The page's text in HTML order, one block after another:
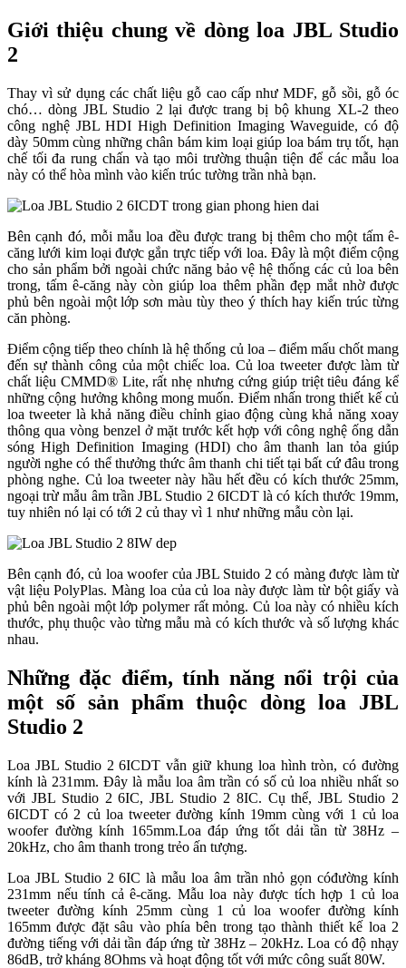
Giới thiệu chung về dòng loa JBL Studio
2
Thay vì sử dụng các chất liệu gỗ cao cấp như MDF, gỗ sồi, gỗ óc
chó… dòng JBL Studio 2 lại được trang bị bộ khung XL-2 theo
công nghệ JBL HDI High Definition Imaging Waveguide, có độ
dày 50mm cùng những chân bám kim loại giúp loa bám trụ tốt, hạn
chế tối đa rung chấn và tạo môi trường thuận tiện để các mẫu loa
này có thể hòa mình vào kiến trúc tường trần nhà bạn.
Bên cạnh đó, mỗi mẫu loa đều được trang bị thêm cho một tấm ê-
căng lưới kim loại được gắn trực tiếp với loa. Đây là một điểm cộng
cho sản phẩm bởi ngoài chức năng bảo vệ hệ thống các củ loa bên
trong, tấm ê-căng này còn giúp loa thêm phần đẹp mắt nhờ được
phủ bên ngoài một lớp sơn màu tùy theo ý thích hay kiến trúc từng
căn phòng.
Điểm cộng tiếp theo chính là hệ thống củ loa – điểm mấu chốt mang
đến sự thành công của một chiếc loa. Củ loa tweeter được làm từ
chất liệu CMMD® Lite, rất nhẹ nhưng cứng giúp triệt tiêu đáng kể
những cộng hưởng không mong muốn. Điểm nhấn trong thiết kế củ
loa tweeter là khả năng điều chỉnh giao động cùng khả năng xoay
thông qua vòng benzel ở mặt trước kết hợp với công nghệ ống dẫn
sóng High Definition Imaging (HDI) cho âm thanh lan tỏa giúp
người nghe có thể thưởng thức âm thanh chi tiết tại bất cứ đâu trong
phòng nghe. Củ loa tweeter này hầu hết đều có kích thước 25mm,
ngoại trừ mẫu âm trần JBL Studio 2 6ICDT là có kích thước 19mm,
tuy nhiên nó lại có tới 2 củ thay vì 1 như những mẫu còn lại.
Bên cạnh đó, củ loa woofer của JBL Stuido 2 có màng được làm từ
vật liệu PolyPlas. Màng loa của củ loa này được làm từ bột giấy và
phủ bên ngoài một lớp polymer rất mỏng. Củ loa này có nhiều kích
thước, phụ thuộc vào từng mẫu mà có kích thước và số lượng khác
nhau.
Những đặc điểm, tính năng nổi trội của
một số sản phẩm thuộc dòng loa JBL
Studio 2
Loa JBL Studio 2 6ICDT vẫn giữ khung loa hình tròn, có đường
kính là 231mm. Đây là mẫu loa âm trần có số củ loa nhiều nhất so
với JBL Studio 2 6IC, JBL Studio 2 8IC. Cụ thể, JBL Studio 2
6ICDT có 2 củ loa tweeter đường kính 19mm cùng với 1 củ loa
woofer đường kính 165mm.Loa đáp ứng tốt dải tần từ 38Hz –
20kHz, cho âm thanh trong trẻo ấn tượng.
Loa JBL Studio 2 6IC là mẫu loa âm trần nhỏ gọn cóđường kính
231mm nếu tính cả ê-căng. Mẫu loa này được tích hợp 1 củ loa
tweeter đường kính 25mm cùng 1 củ loa woofer đường kính
165mm được đặt sâu vào phía bên trong tạo thành thiết kế loa 2
đường tiếng với dải tần đáp ứng từ 38Hz – 20kHz. Loa có độ nhạy
86dB, trở kháng 8Ohms và hoạt động tốt với mức công suất 80W.